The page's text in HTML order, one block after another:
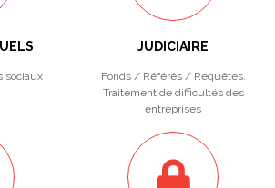
sociaux
JUDICIAIRE
Fonds / Référés / Requêtes.
Traitement de difficultés des
entreprises